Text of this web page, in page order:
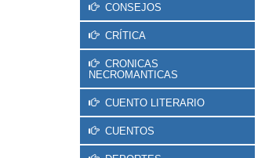
CONSEJOS
CRÍTICA
CRONICAS
NECROMANTICAS
CUENTO LITERARIO
CUENTOS